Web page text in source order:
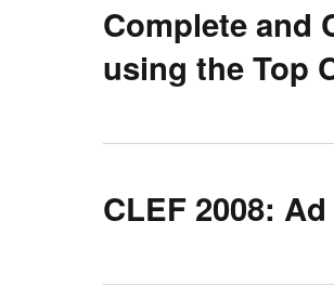
Complete and
using the Top
CLEF 2008: